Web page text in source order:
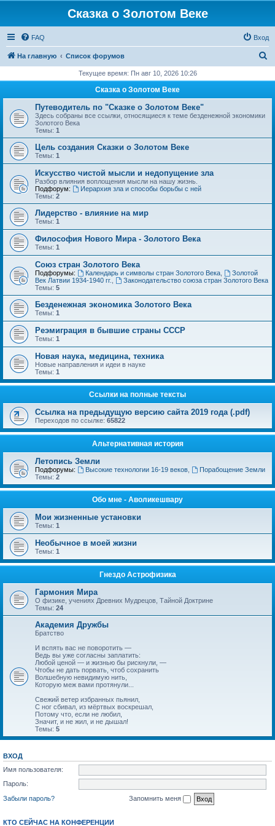
Сказка о Золотом Веке
FAQ Вход
На главную Список форумов
с
Текущее время: Пн авг 10, 2026 10:26
Сказка о Золотом Веке
Путеводитель по "Сказке о Золотом Веке"
Здесь собраны все ссылки, относящиеся к теме безденежной экономики
Золотого Века
Темы: 1
Цель создания Сказки о Золотом Веке
Темы: 1
Искусство чистой мысли и недопущение зла
Разбор влияния воплощения мысли на нашу жизнь.
Подфорум:
Иерархия зла и способы борьбы с ней
Темы: 2
Лидерство - влияние на мир
Темы: 1
Философия Нового Мира - Золотого Века
Темы: 1
Cоюз стран Золотого Века
Подфорумы: Календарь и символы стран Золотого Века,
Золотой
Век Латвии 1934-1940 гг.
Законодательство союза стран Золотого Века
Темы: 5
Безденежная экономика Золотого Века
Темы: 1
Реэмиграция в бывшие страны СССР
Темы: 1
Новая наука, медицина, техника
Новые направления и идеи в науке
Темы: 1
Ссылки на полные тексты
Ссылка на предыдущую версию сайта 2019 года (.pdf)
Переходов по ссылке: 65822
Альтернативная история
Летопись Земли
Подфорумы: Высокие технологии 16-19 веков,
Порабощение Земли
Темы: 2
Обо мне - Аволикешвару
Мои жизненные установки
Темы: 1
Необычное в моей жизни
Темы: 1
Гнездо Астрофизика
Гармония Мира
О физике, учениях Древних Мудрецов, Тайной Доктрине
Темы: 24
Академия Дружбы
Братство
И вспять вас не поворотить —
Ведь вы уже согласны заплатить:
Любой ценой — и жизнью бы рискнули, —
Чтобы не дать порвать, чтоб сохранить
Волшебную невидимую нить,
Которую меж вами протянули...
Свежий ветер избранных пьянил,
С ног сбивал, из мёртвых воскрешал,
Потому что, если не любил,
Значит, и не жил, и не дышал!
Темы: 5
ВХОД
Имя пользователя:
Пароль:
Забыли пароль?
Запомнить меня
КТО СЕЙЧАС НА КОНФЕРЕНЦИИ